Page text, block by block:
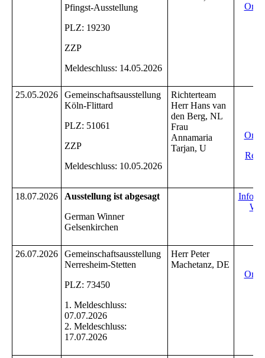
Pfingst-Ausstellung
PLZ: 19230
ZZP
Meldeschluss: 14.05.2026
25.05.2026
Gemeinschaftsausstellung
Köln-Flittard
PLZ: 51061
ZZP
Meldeschluss: 10.05.2026
Richterteam
Herr Hans van
den Berg, NL
Frau
Annamaria
Tarjan, U
18.07.2026
Ausstellung ist abgesagt
German Winner
Gelsenkirchen
Info
26.07.2026
Gemeinschaftsausstellung
Nerresheim-Stetten
PLZ: 73450
1. Meldeschluss:
07.07.2026
2. Meldeschluss:
17.07.2026
Herr Peter
Machetanz, DE